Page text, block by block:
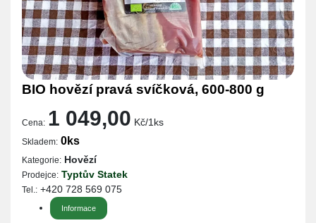
BIO hovězí pravá svíčková, 600-800 g
Cena: 1 049,00 Kč/1ks
Skladem: 0ks
Kategorie: Hovězí
Prodejce: Typtův Statek
Tel.: +420 728 569 075
Informace